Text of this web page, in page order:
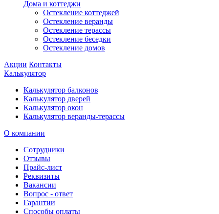
Дома и коттеджи
Остекление коттеджей
Остекление веранды
Остекление терассы
Остекление беседки
Остекление домов
Акции Контакты
Калькулятор
Калькулятор балконов
Калькулятор дверей
Калькулятор окон
Калькулятор веранды-терассы
О компании
Сотрудники
Отзывы
Прайс-лист
Реквизиты
Вакансии
Вопрос - ответ
Гарантии
Способы оплаты